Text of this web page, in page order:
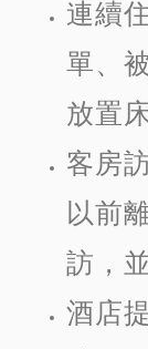
連續
單、
放置
客房
以前
訪，
酒店